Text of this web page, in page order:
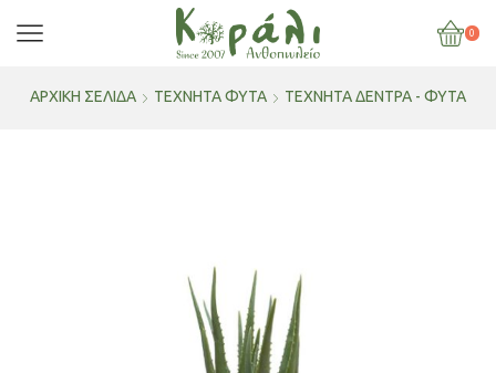
0
ΑΡΧΙΚΉ ΣΕΛΊΔΑ ΤΕΧΝΗΤΑ ΦΥΤΑ ΤΕΧΝΗΤΆ ΔΈΝΤΡΑ - ΦΥΤΆ